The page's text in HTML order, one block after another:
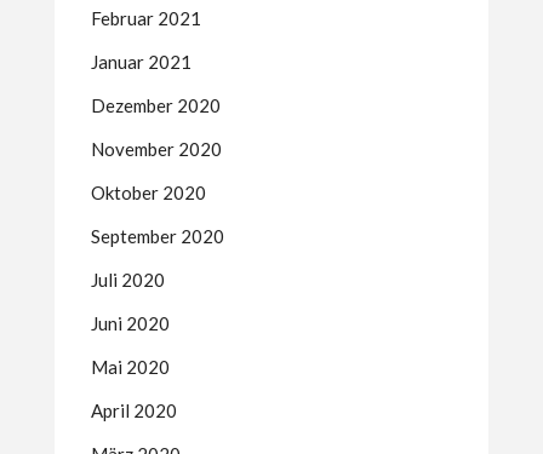
Februar 2021
Januar 2021
Dezember 2020
November 2020
Oktober 2020
September 2020
Juli 2020
Juni 2020
Mai 2020
April 2020